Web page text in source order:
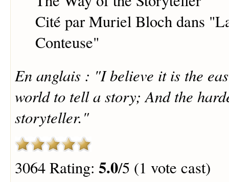
Cité par Muriel Bloch dans
Conteuse"
En anglais : "I believe it is the
world to tell a story; And the
storyteller."
3064 Rating: 5.0/5 (1 vote cast)